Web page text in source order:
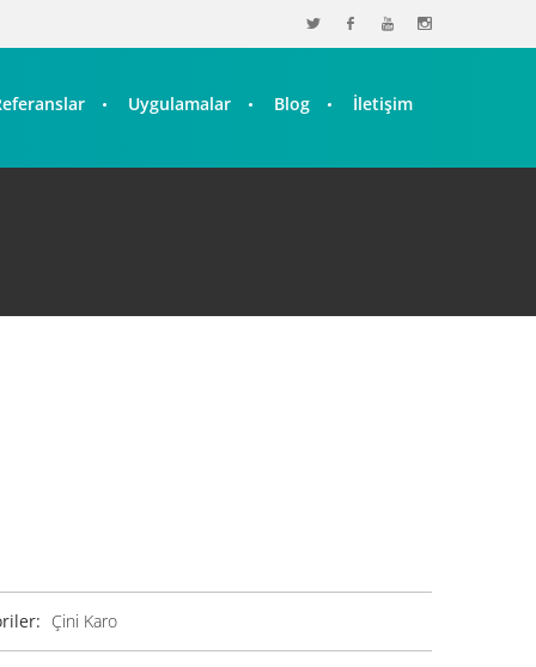
Uygulamalar Blog İletişim
Çini Karo